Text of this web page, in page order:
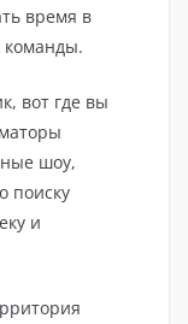
время в
команды.
вот где вы
шоу,
поиску
и